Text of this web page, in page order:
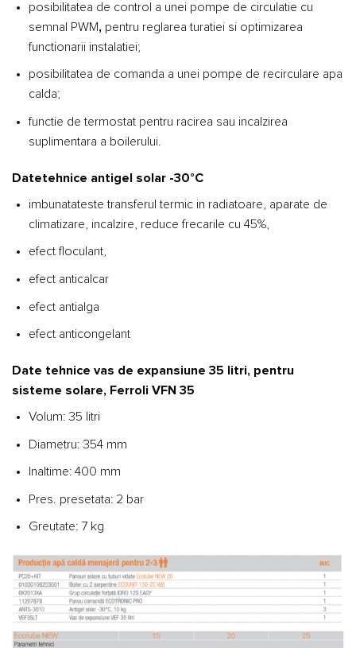
posibilitatea de control a unei pompe de circulatie cu
semnal PWM, pentru reglarea turatiei si optimizarea
functionarii instalatiei;
posibilitatea de comanda a unei pompe de recirculare apa
calda;
functie de termostat pentru racirea sau incalzirea
suplimentara a boilerului.
Datetehnice antigel solar -30°C
imbunatateste transferul termic in radiatoare, aparate de
climatizare, incalzire, reduce frecarile cu 45%,
efect floculant,
efect anticalcar
efect antialga
efect anticongelant
Date tehnice vas de expansiune 35 litri, pentru
sisteme solare, Ferroli VFN 35
Volum: 35 litri
Diametru: 354 mm
Inaltime: 400 mm
Pres. presetata: 2 bar
Greutate: 7 kg